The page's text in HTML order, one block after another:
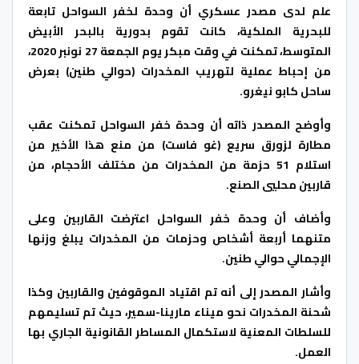
علم لدى مصدر عسكري أن وحدة لخفر السواحل تابعة
للبحرية الملكية، كانت تقوم بدورية بالبحر الأبيض
المتوسط، تمكنت في وقت مبكر يوم الجمعة 27 نونبر 2020،
من إحباط عملية لتهريب المخدرات (حوالي طنين) بعرض
ساحل كابو نيغرو.
وأوضح المصدر ذاته أن وحدة خفر السواحل تمكنت عقب
مطارة لزورق سريع (غو فاست) من منع هذا الأخير من
استلام 51 حزمة من المخدرات من مختلف الأحجام، من
قاربين محليي الصنع.
وأضاف أن وحدة خفر السواحل اعترضت القاربين وعلى
متنهما أربعة أشخاص وحزمات من المخدرات يبلغ وزنها
الإجمالي حوالي طنين.
وأشار المصدر إلى أنه تم اقتياد الموقوفين والقاربين وكذا
شحنة المخدرات نحو ميناء مارينا-سمير، حيث تم تسليمهم
للسلطات المعنية لاستكمال المساطر القانونية الجاري بها
العمل.